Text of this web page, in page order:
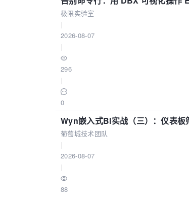
极限实验室
2026-08-07
296
0
Wyn嵌入式BI实战（三）：仪表
葡萄城技术团队
2026-08-07
88